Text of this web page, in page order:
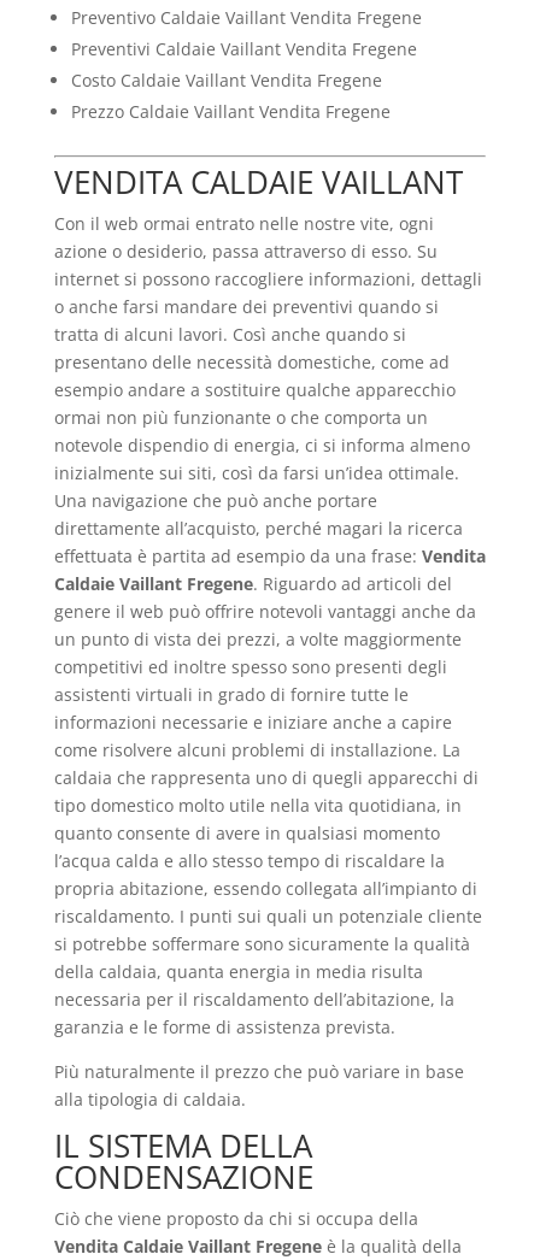
Preventivo Caldaie Vaillant Vendita Fregene
Preventivi Caldaie Vaillant Vendita Fregene
Costo Caldaie Vaillant Vendita Fregene
Prezzo Caldaie Vaillant Vendita Fregene
VENDITA CALDAIE VAILLANT
Con il web ormai entrato nelle nostre vite, ogni
azione o desiderio, passa attraverso di esso. Su
internet si possono raccogliere informazioni, dettagli
o anche farsi mandare dei preventivi quando si
tratta di alcuni lavori. Così anche quando si
presentano delle necessità domestiche, come ad
esempio andare a sostituire qualche apparecchio
ormai non più funzionante o che comporta un
notevole dispendio di energia, ci si informa almeno
inizialmente sui siti, così da farsi un’idea ottimale.
Una navigazione che può anche portare
direttamente all’acquisto, perché magari la ricerca
effettuata è partita ad esempio da una frase: Vendita
Caldaie Vaillant Fregene. Riguardo ad articoli del
genere il web può offrire notevoli vantaggi anche da
un punto di vista dei prezzi, a volte maggiormente
competitivi ed inoltre spesso sono presenti degli
assistenti virtuali in grado di fornire tutte le
informazioni necessarie e iniziare anche a capire
come risolvere alcuni problemi di installazione. La
caldaia che rappresenta uno di quegli apparecchi di
tipo domestico molto utile nella vita quotidiana, in
quanto consente di avere in qualsiasi momento
l’acqua calda e allo stesso tempo di riscaldare la
propria abitazione, essendo collegata all’impianto di
riscaldamento. I punti sui quali un potenziale cliente
si potrebbe soffermare sono sicuramente la qualità
della caldaia, quanta energia in media risulta
necessaria per il riscaldamento dell’abitazione, la
garanzia e le forme di assistenza prevista.
Più naturalmente il prezzo che può variare in base
alla tipologia di caldaia.
IL SISTEMA DELLA
CONDENSAZIONE
Ciò che viene proposto da chi si occupa della
Vendita Caldaie Vaillant Fregeneè la qualità della